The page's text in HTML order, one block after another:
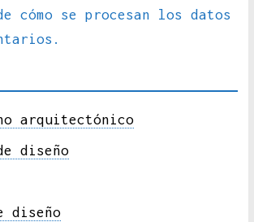
cómo se procesan los datos
arquitectónico
diseño
diseño